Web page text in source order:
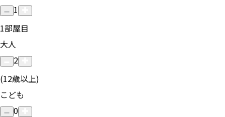
1
1部屋目
大人
2
(12歳以上)
こども
0